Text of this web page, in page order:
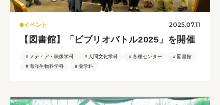
イベント 2025.07.11
【図書館】「ビブリオバトル2025」を開催
＃メディア・映像学科 ＃人間文化学科 ＃各種センター
＃図書館
＃海洋生物科学科
＃薬学科